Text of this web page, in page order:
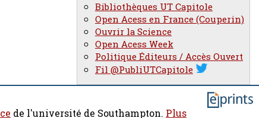
Bibliothèques UT Capitole
Open Acess en France (Couperin)
Ouvrir la Science
Open Acess Week
Politique Éditeurs / Accès Ouvert
Fil @PubliUTCapitole
de l'université de Southampton. Plus